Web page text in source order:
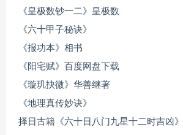
《皇极数钞一二》皇极数
《六十甲子秘诀》
《报功本》相书
《阳宅赋》百度网盘下载
《璇玑抉微》华善继著
《地理真传妙诀》
择日古籍《六十日八门九星十二时吉凶》